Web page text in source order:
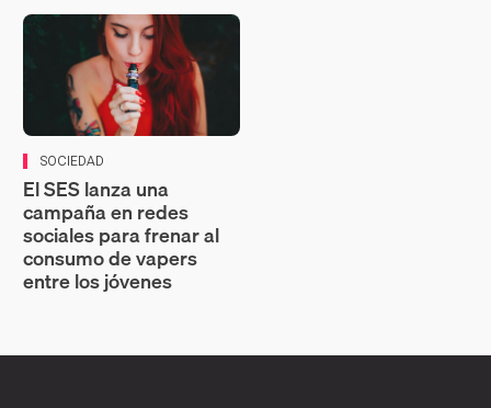
SOCIEDAD
El SES lanza una
campaña en redes
sociales para frenar al
consumo de vapers
entre los jóvenes